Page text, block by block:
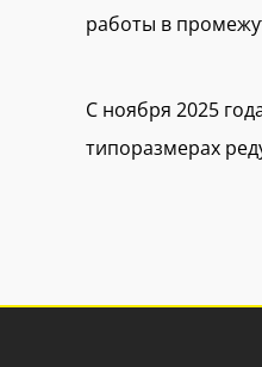
работы в
С ноября 2025
типоразмерах